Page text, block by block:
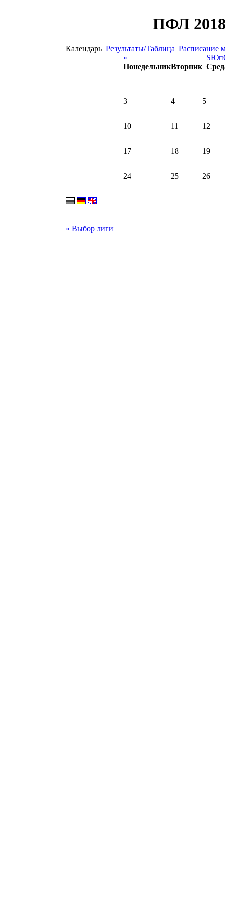
ПФЛ
Календарь Результаты/Таблица Расписание
«
ПонедельникВторник
3 4 5
10 11 12
17 18 19
24 25 26
« Выбор лиги